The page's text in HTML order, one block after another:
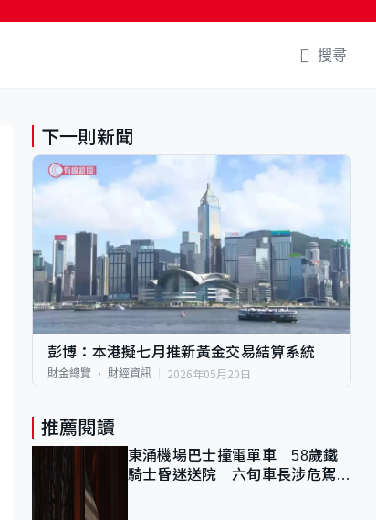
搜尋
下一則新聞
彭博：本港擬七月推新黃金交易結算系統
財金總覽 財經資訊 2026年05月20日
推薦閱讀
東涌機場巴士撞電單車 58歲鐵
騎士昏迷送院 六旬車長涉危駕被